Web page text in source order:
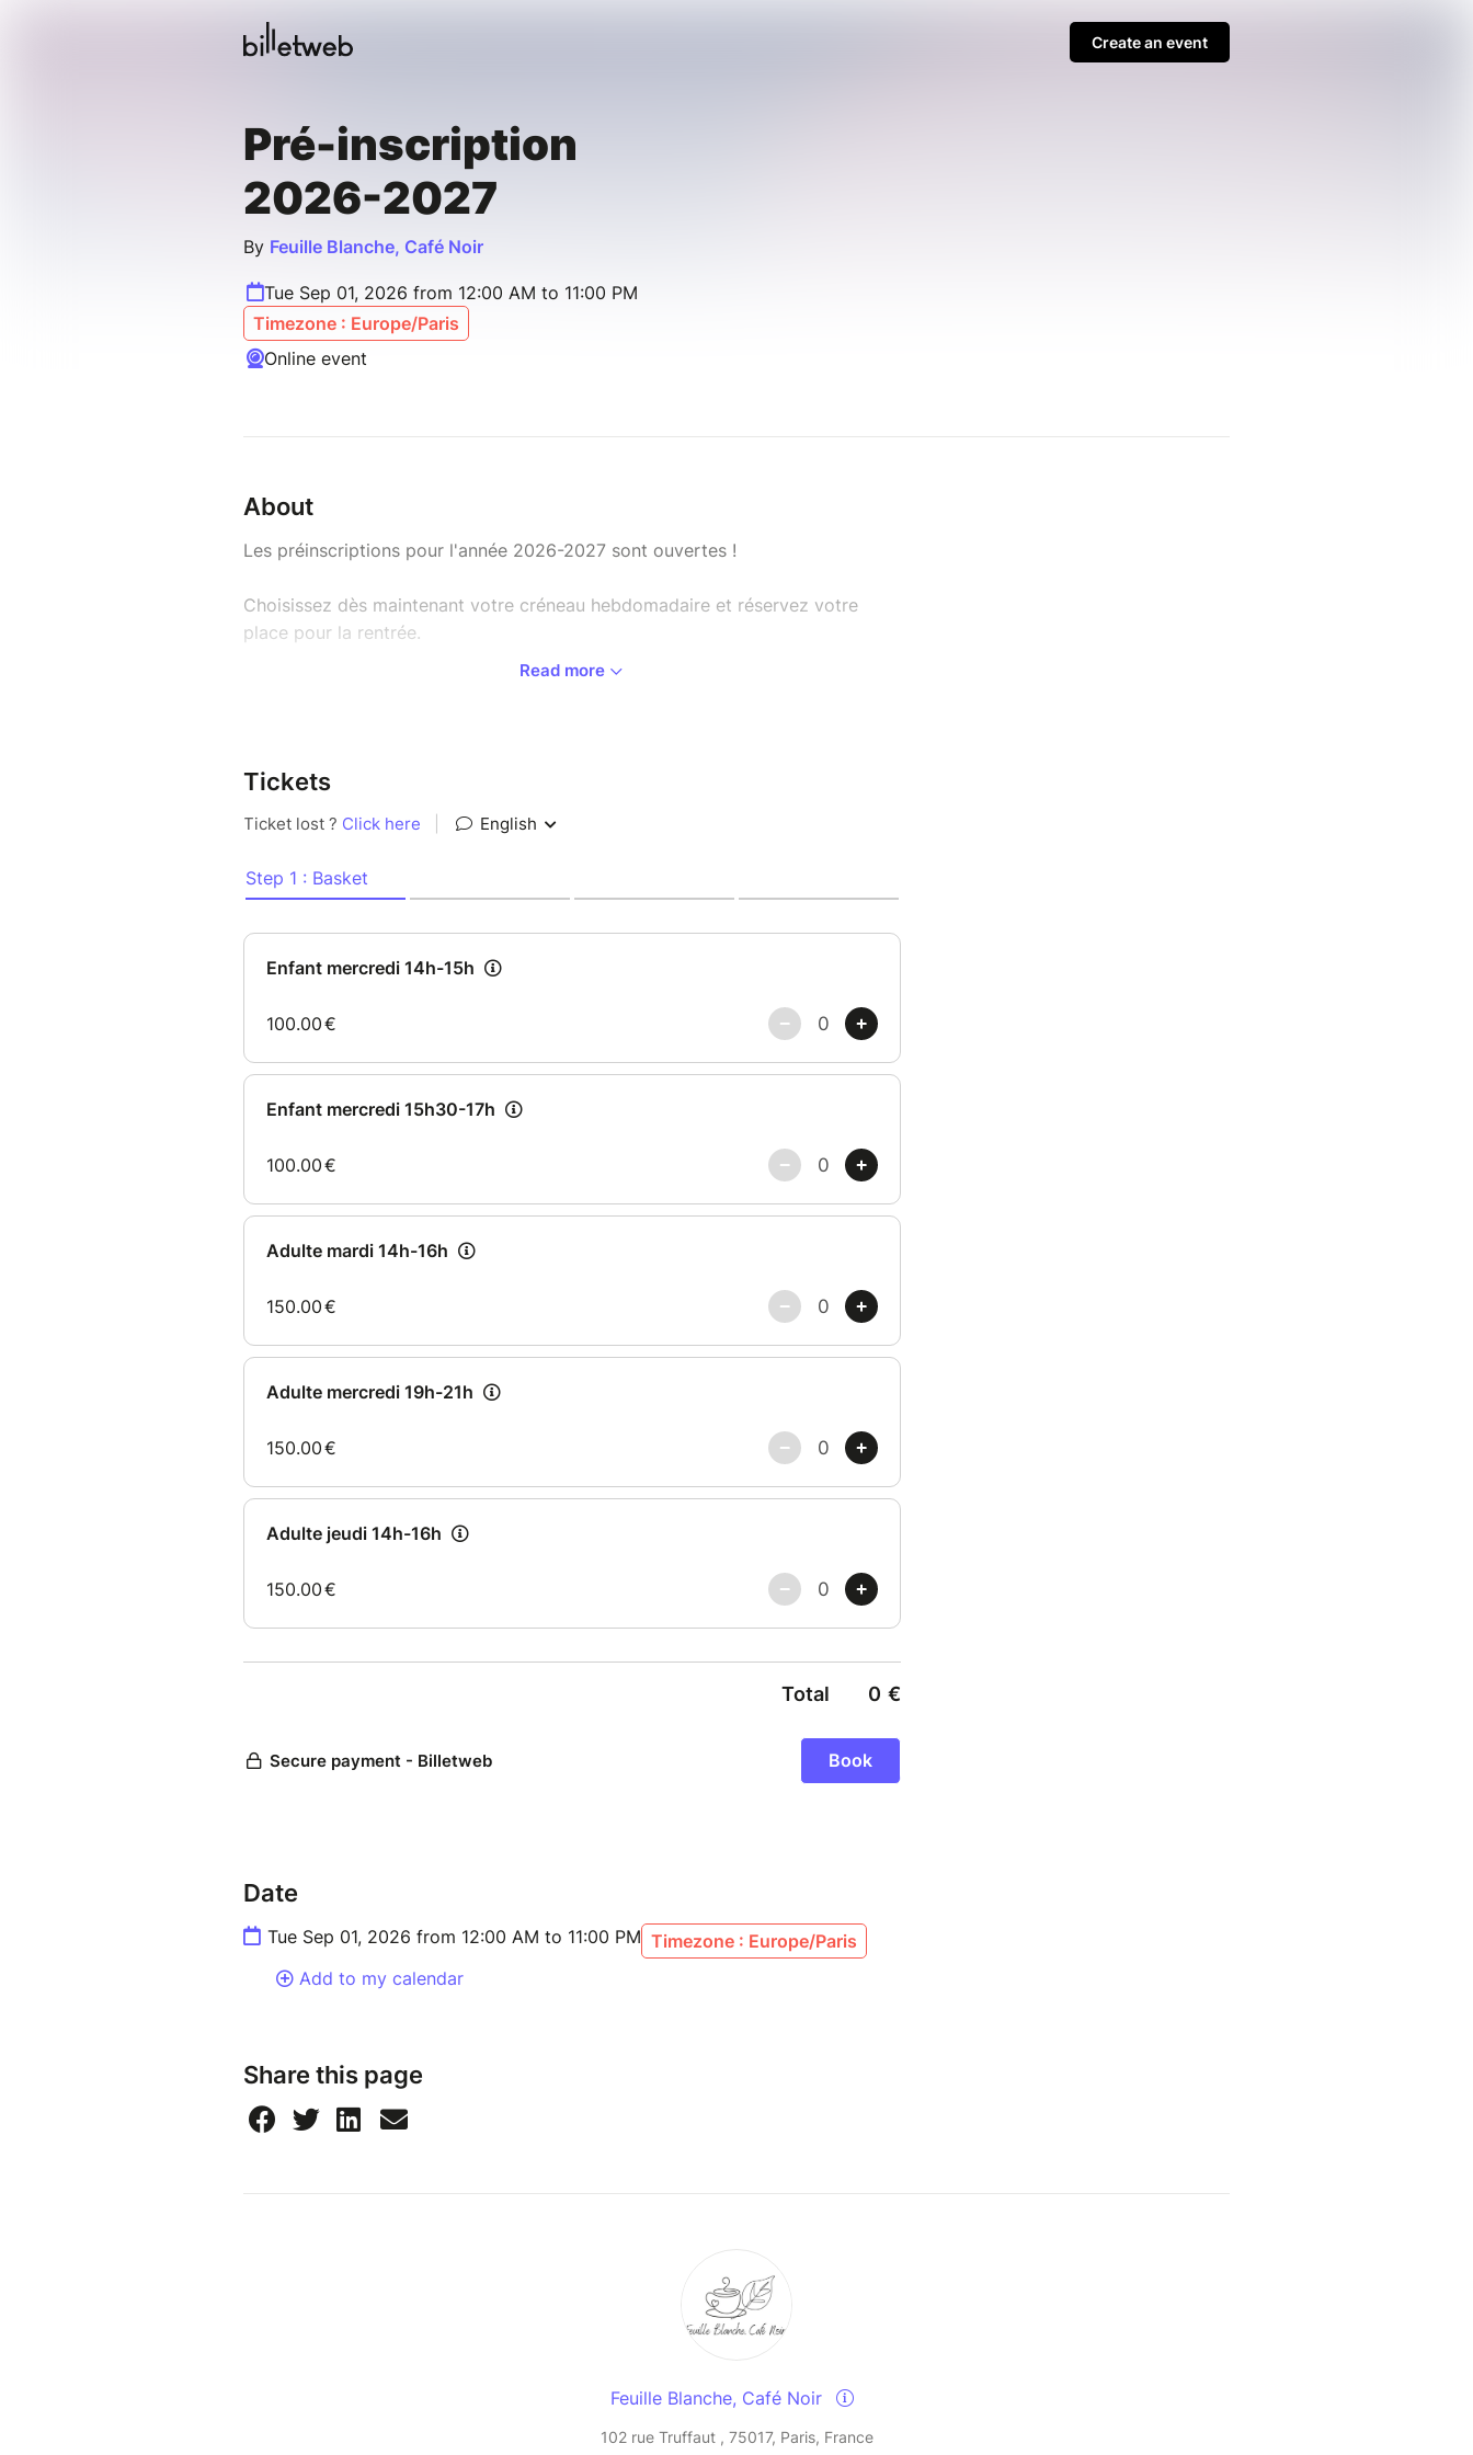
Create an event
Pré-inscription
2026-2027
By Feuille Blanche, Café Noir
Tue Sep 01, 2026 from 12:00 AM to 11:00 PM
Timezone : Europe/Paris
Online event
About
Les préinscriptions pour l'année 2026-2027 sont ouvertes !
Choisissez dès maintenant votre créneau hebdomadaire et réservez votre
place pour la rentrée.
Cet acompte est entièrement déduit du coût de l'inscription annuelle lors de la
finalisation de votre inscription en septembre.
✨ Les groupes étant volontairement limités pour garantir un accompagnement
de qualité, les places sont attribuées dans l'ordre des préinscriptions.
Nous avons hâte de vous accueillir pour une nouvelle année de créativité, de
Choisissez votre créneau :
Enfants
Mercredi 14h-15h (à partir de 3 ans)
Mardi 14h-16h
Jeudi 14h-16h
L'inscription annuelle concerne uniquement les ateliers hebdomadaires d'arts
plastiques. Les autres ateliers et événements du lieu restent accessibles à la
Read more
Tickets
Date
Tue Sep 01, 2026 from 12:00 AM to 11:00 PM Timezone : Europe/Paris
Add to my calendar
Share this page
Feuille Blanche, Café Noir
102 rue Truffaut , 75017, Paris, France